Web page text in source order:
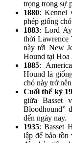
trọng trong sự
1880: Kennel
phép giống
1883: Lord
thời Lawrence
này tới New
Hound tại Hoa
1885:
Hound là
chó này trở
Cuối thế kỷ 19
giữa Basset
Bloodhound”
đến ngày nay.
1935: Basset
lập để bảo tồn